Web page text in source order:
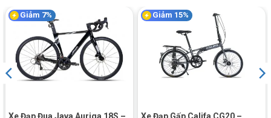
Giảm 7% Giảm 15%